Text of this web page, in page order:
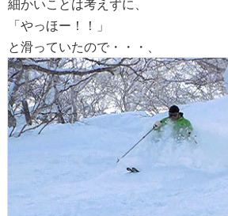
細かいことは考えずに、
「やっほー！！」
と滑っていたので・・・、